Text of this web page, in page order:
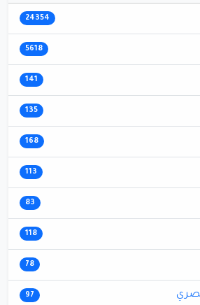
24354
5618
141
135
168
113
83
118
78
97